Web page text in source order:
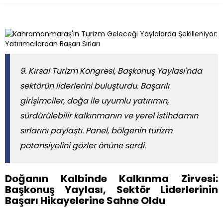
9. Kırsal Turizm Kongresi, Başkonuş Yaylası'nda
sektörün liderlerini buluşturdu. Başarılı
girişimciler, doğa ile uyumlu yatırımın,
sürdürülebilir kalkınmanın ve yerel istihdamın
sırlarını paylaştı. Panel, bölgenin turizm
potansiyelini gözler önüne serdi.
Doğanın Kalbinde Kalkınma Zirvesi:
Başkonuş Yaylası, Sektör Liderlerinin
Başarı Hikayelerine Sahne Oldu